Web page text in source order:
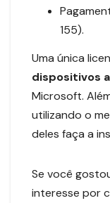
155).
Uma única
dispositivos
Microsoft.
utilizando o
deles faça a
Se você
interesse por